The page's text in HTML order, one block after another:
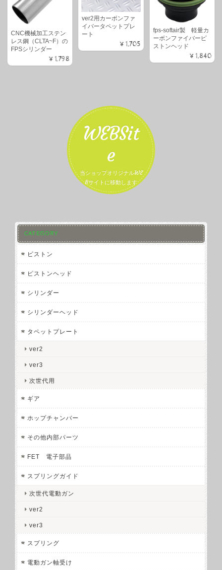
CNC機械加工ステン
レス鋼（CLTA~F）の
FPSシリンダー
¥1,798
ver2用カーボンファ
イバータペットプレ
ート
¥1,705
fps-softair製 軽量カ
ーボンファイバーピ
ストンヘッド
¥1,840
WEBSit
e
当ショップオリジナルWE
Bサイトに移動します
CATEGORY
ピストン
ピストンヘッド
シリンダー
シリンダーヘッド
タペットプレート
ver2
ver3
次世代用
ギア
ホップチャンバー
その他内部パーツ
FET 電子部品
スプリングガイド
次世代電動ガン
ver2
ver3
スプリング
電動ガン軸受け